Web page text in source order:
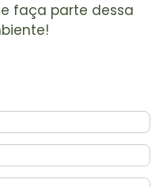
faça parte dessa